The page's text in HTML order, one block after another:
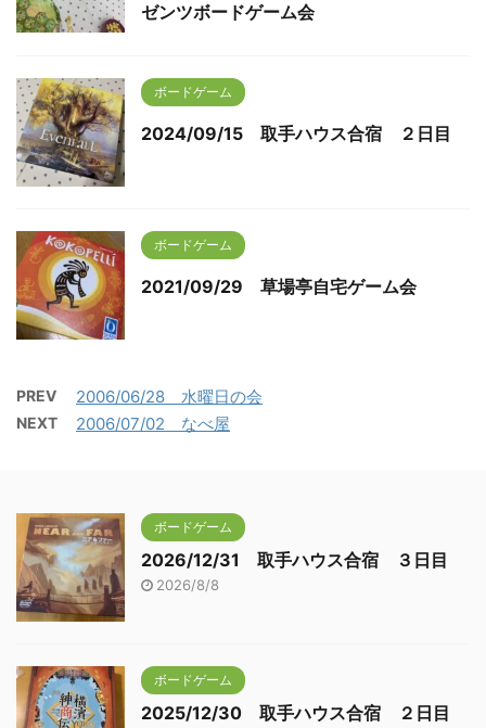
ゼンツボードゲーム会
ボードゲーム
2024/09/15 取手ハウス合宿 ２日目
ボードゲーム
2021/09/29 草場亭自宅ゲーム会
PREV 2006/06/28 水曜日の会
NEXT 2006/07/02 なべ屋
ボードゲーム
2026/12/31 取手ハウス合宿 ３日目
2026/8/8
ボードゲーム
2025/12/30 取手ハウス合宿 ２日目